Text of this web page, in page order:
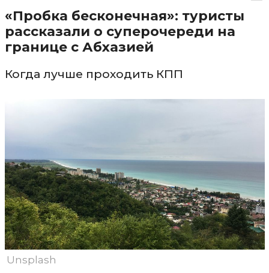
«Пробка бесконечная»: туристы
рассказали о суперочереди на
границе с Абхазией
Когда лучше проходить КПП
Unsplash